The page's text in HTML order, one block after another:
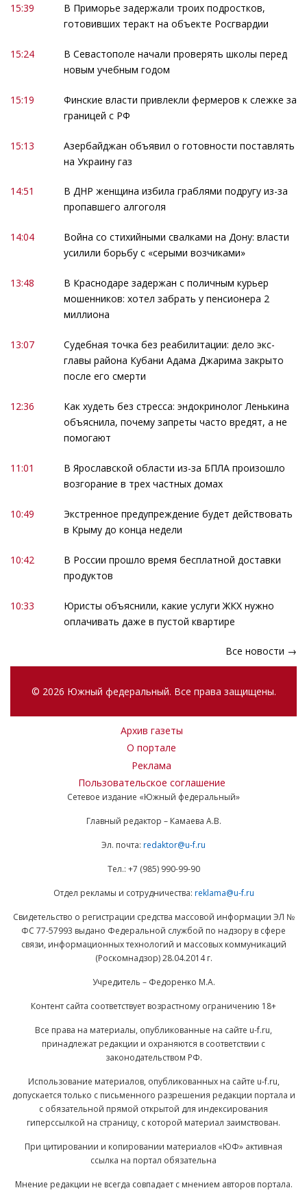
15:39
В Приморье задержали троих подростков,
готовивших теракт на объекте Росгвардии
15:24
В Севастополе начали проверять школы перед
новым учебным годом
15:19
Финские власти привлекли фермеров к слежке за
границей с РФ
15:13
Азербайджан объявил о готовности поставлять
на Украину газ
14:51
В ДНР женщина избила граблями подругу из-за
пропавшего алгоголя
14:04
Война со стихийными свалками на Дону: власти
усилили борьбу с «серыми возчиками»
13:48
В Краснодаре задержан с поличным курьер
мошенников: хотел забрать у пенсионера 2
миллиона
13:07
Судебная точка без реабилитации: дело экс-
главы района Кубани Адама Джарима закрыто
после его смерти
12:36
Как худеть без стресса: эндокринолог Ленькина
объяснила, почему запреты часто вредят, а не
помогают
11:01
В Ярославской области из-за БПЛА произошло
возгорание в трех частных домах
10:49
Экстренное предупреждение будет действовать
в Крыму до конца недели
10:42
В России прошло время бесплатной доставки
продуктов
10:33
Юристы объяснили, какие услуги ЖКХ нужно
оплачивать даже в пустой квартире
Все новости →
© 2026 Южный федеральный. Все права защищены.
Архив газеты
О портале
Реклама
Пользовательское соглашение
Сетевое издание «Южный федеральный»
Главный редактор – Камаева А.В.
Эл. почта: redaktor@u-f.ru
Тел.: +7 (985) 990-99-90
Отдел рекламы и сотрудничества: reklama@u-f.ru
Свидетельство о регистрации средства массовой информации ЭЛ №
ФС 77-57993 выдано Федеральной службой по надзору в сфере
связи, информационных технологий и массовых коммуникаций
(Роскомнадзор) 28.04.2014 г.
Учредитель – Федоренко М.А.
Контент сайта соответствует возрастному ограничению 18+
Все права на материалы, опубликованные на сайте u-f.ru,
принадлежат редакции и охраняются в соответствии с
законодательством РФ.
Использование материалов, опубликованных на сайте u-f.ru,
допускается только с письменного разрешения редакции портала и
с обязательной прямой открытой для индексирования
гиперссылкой на страницу, с которой материал заимствован.
При цитировании и копировании материалов «ЮФ» активная
ссылка на портал обязательна
Мнение редакции не всегда совпадает с мнением авторов портала.